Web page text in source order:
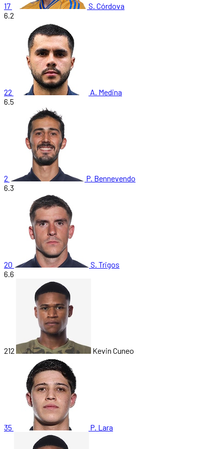
17
S. Córdova
6.2
22
A. Medina
6.5
2
P. Bennevendo
6.3
20
S. Trigos
6.6
212 Kevin Cuneo
35 P. Lara